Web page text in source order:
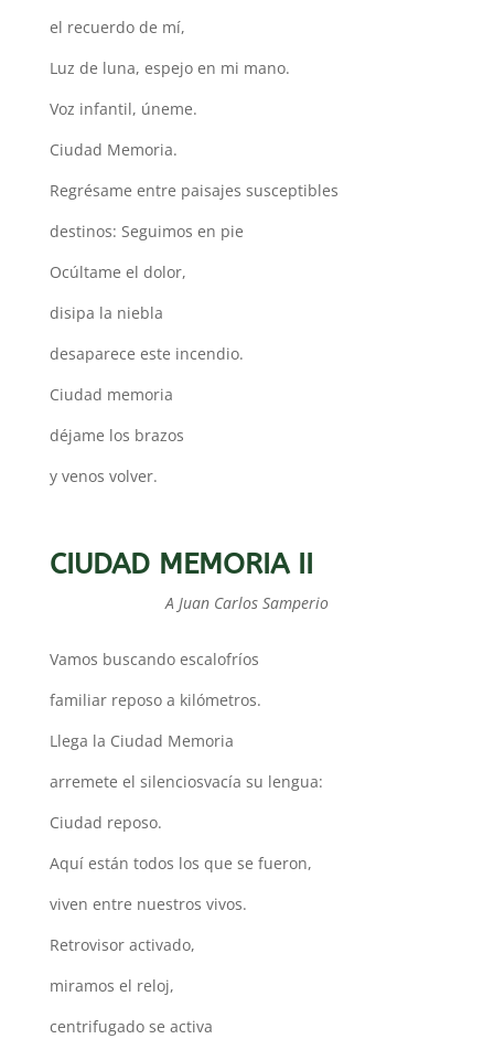
el recuerdo de mí,
Luz de luna, espejo en mi mano.
Voz infantil, úneme.
Ciudad Memoria.
Regrésame entre paisajes susceptibles
destinos: Seguimos en pie
Ocúltame el dolor,
disipa la niebla
desaparece este incendio.
Ciudad memoria
déjame los brazos
y venos volver.
CIUDAD MEMORIA II
A Juan Carlos Samperio
Vamos buscando escalofríos
familiar reposo a kilómetros.
Llega la Ciudad Memoria
arremete el silenciosvacía su lengua:
Ciudad reposo.
Aquí están todos los que se fueron,
viven entre nuestros vivos.
Retrovisor activado,
miramos el reloj,
centrifugado se activa